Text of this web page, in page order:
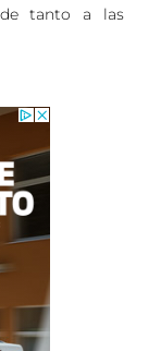
tanto a las